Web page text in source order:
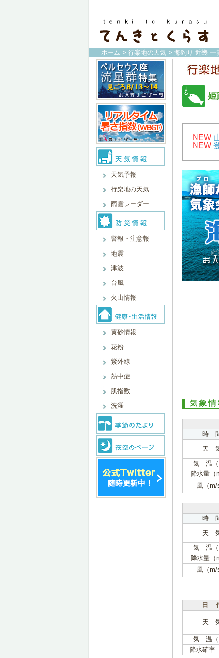
ホーム > 行楽地の天気 > 海釣り-近畿 一
天気予報
行楽地の天気
雨雲レーダー
警報・注意報
地震
津波
台風
火山情報
黄砂情報
花粉
紫外線
熱中症
肌指数
洗濯
姫
NEW
NEW
気象情
時
天
気 温
降水量（
風（m/
時
天
気 温
降水量（
風（m/
日
天
気 温
降水確率